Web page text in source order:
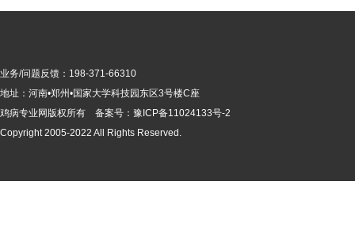
业务/问题反馈：198-371-66310
地址：河南•郑州•国家大学科技园东区3号楼C座
鸡病专业网版权所有 备案号： 豫ICP备11024133号-2
Copyright 2005-2022 All Rights Reserved.